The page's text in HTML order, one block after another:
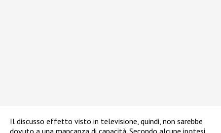
Il discusso effetto visto in televisione, quindi, non sarebbe
dovuto a una mancanza di capacità. Secondo alcune ipotesi,